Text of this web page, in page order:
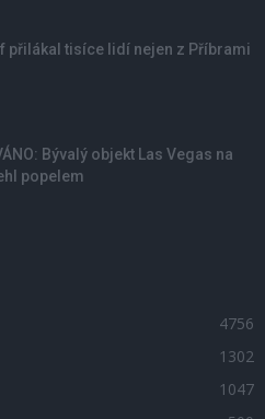
přilákal tisíce lidí nejen z Příbrami
Bývalý objekt Las Vegas na
popelem
4756
1302
1047